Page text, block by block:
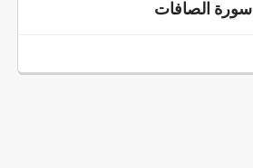
سورة الصافات